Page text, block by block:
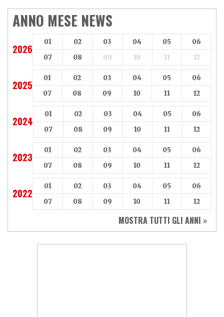
ANNO MESE NEWS
2026
01 02 03 04 05
06
07
08 09 10 11 12
2025
01 02 03 04 05
06
07
08 09 10 11 12
2024
01 02 03 04 05
06
07
08 09 10 11 12
2023
01 02 03 04 05
06
07
08 09 10 11 12
2022
01 02 03 04 05
06
07
08 09 10 11 12
MOSTRA TUTTI GLI ANNI »